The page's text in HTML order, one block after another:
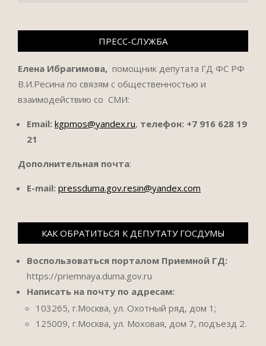
ПРЕСС-СЛУЖБА
Елена Ибрагимова, помощник депутата ГД ФС РФ
В.И.Ресина по связям с общественностью и
взаимодействию со СМИ:
Email: kgpmos@yandex.ru, телефон: +7 916 628 19
21
Дополнительная почта:
E-mail: pressduma.gov.resin@yandex.com
КАК ОБРАТИТЬСЯ К ДЕПУТАТУ ГОСДУМЫ
Воспользоваться порталом Приемной ГД:
https://priemnaya.duma.gov.ru
Написать на почту по адресам:
103265, г.Москва, ул. Охотный ряд, дом 1;
125009, г.Москва, ул. Моховая, дом 7, подъезд 2.